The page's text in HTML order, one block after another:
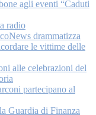
agli eventi “Caduti
radio
drammatizza
le vittime delle
alle celebrazioni del
partecipano al
Guardia di Finanza